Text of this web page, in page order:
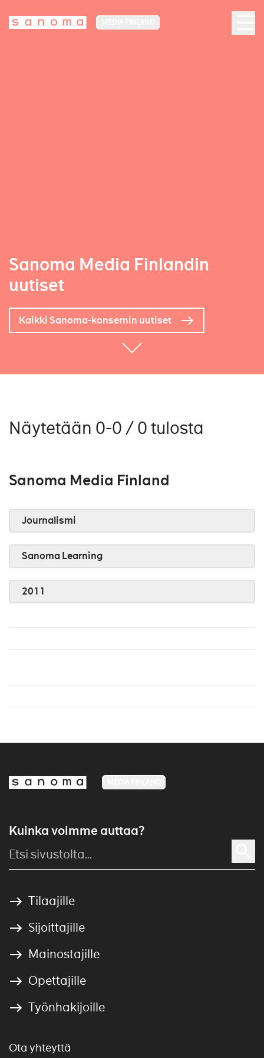
Sanoma Media Finlandin
uutiset
Kaikki Sanoma-konsernin uutiset
Näytetään 0-0 / 0 tulosta
Sanoma Media Finland
Journalismi
Sanoma Learning
2011
Kuinka voimme auttaa?
Tilaajille
Sijoittajille
Mainostajille
Opettajille
Työnhakijoille
Ota yhteyttä